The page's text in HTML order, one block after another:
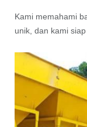
Kami memahami
unik, dan kami